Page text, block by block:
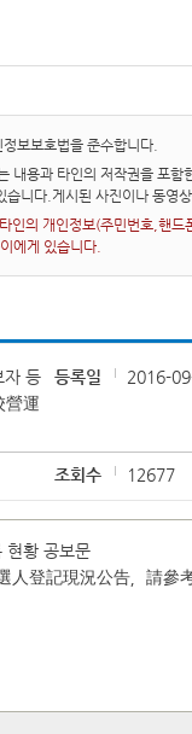
보보호법을 준수합니다.
내용과 타인의 저작권을 포
니다.게시된 사진이나 동영
인의 개인정보(주민번호,핸
에게 있습니다.
자 등
營運
등록일 2016-
조회수 12677
현황 공보문
登記現況公告，請參考